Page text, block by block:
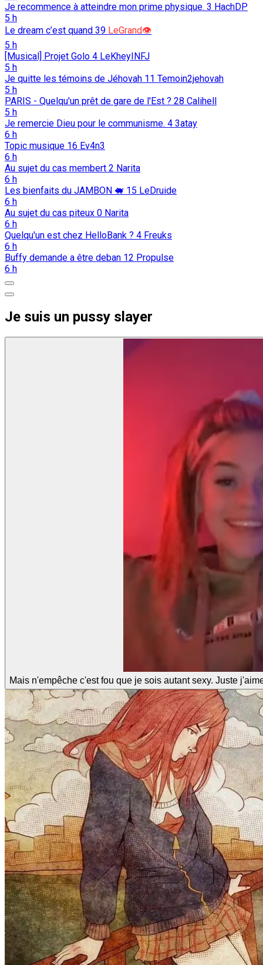
Je recommence à atteindre mon prime physique. 3 HachDP
5 h
Le dream c’est quand 39 LeGrand👁️
5 h
[Musical] Projet Golo 4 LeKheyINFJ
5 h
Je quitte les témoins de Jéhovah 11 Temoin2jehovah
5 h
PARIS - Quelqu'un prêt de gare de l'Est ? 28 Calihell
5 h
Je remercie Dieu pour le communisme. 4 3atay
6 h
Topic musique 16 Ev4n3
6 h
Au sujet du cas membert 2 Narita
6 h
Les bienfaits du JAMBON 🐖️ 15 LeDruide
6 h
Au sujet du cas piteux 0 Narita
6 h
Quelqu'un est chez HelloBank ? 4 Freuks
6 h
Buffy demande a être deban 12 Propulse
6 h
Je suis un pussy slayer
Mais n'empêche c'est fou que je sois autant sexy. Juste